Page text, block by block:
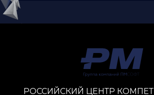
РОССИЙСКИЙ ЦЕНТР